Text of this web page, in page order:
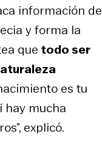
información de
y forma la
que todo ser
es tu
hay mucha
explicó.